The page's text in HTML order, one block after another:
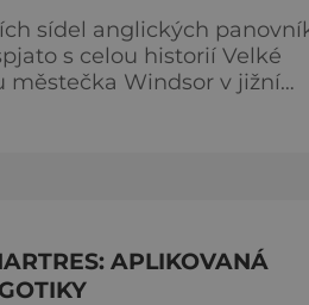
sídel anglických
s celou historií Velké
věčně zelenými
dobýt. Za bezmála 950
APLIKOVANÁ